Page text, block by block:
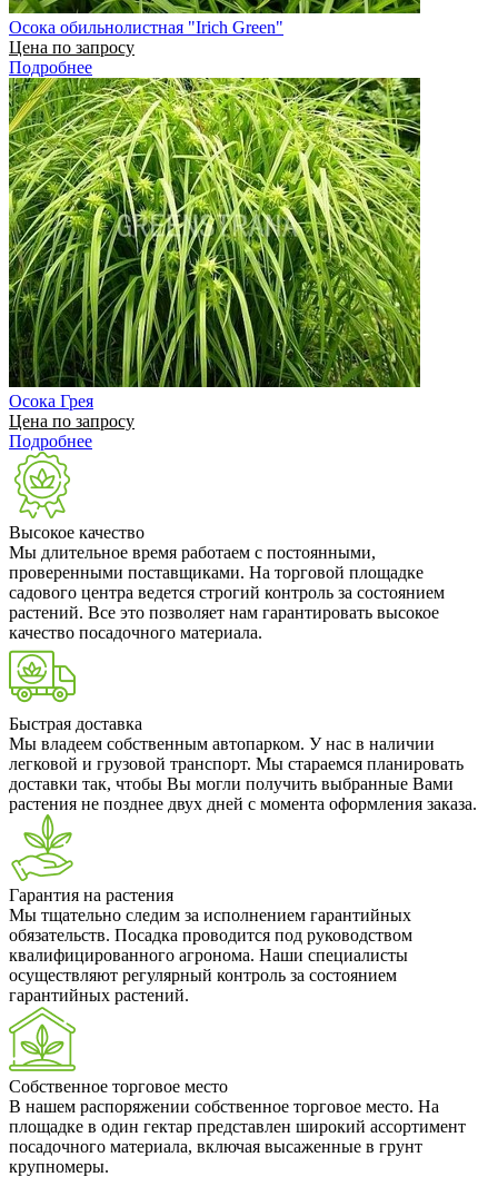
Осока обильнолистная "Irich Green"
Цена по запросу
Подробнее
Осока Грея
Цена по запросу
Подробнее
Высокое качество
Мы длительное время работаем с постоянными,
проверенными поставщиками. На торговой площадке
садового центра ведется строгий контроль за состоянием
растений. Все это позволяет нам гарантировать высокое
качество посадочного материала.
Быстрая доставка
Мы владеем собственным автопарком. У нас в наличии
легковой и грузовой транспорт. Мы стараемся планировать
доставки так, чтобы Вы могли получить выбранные Вами
растения не позднее двух дней с момента оформления заказа.
Гарантия на растения
Мы тщательно следим за исполнением гарантийных
обязательств. Посадка проводится под руководством
квалифицированного агронома. Наши специалисты
осуществляют регулярный контроль за состоянием
гарантийных растений.
Собственное торговое место
В нашем распоряжении собственное торговое место. На
площадке в один гектар представлен широкий ассортимент
посадочного материала, включая высаженные в грунт
крупномеры.